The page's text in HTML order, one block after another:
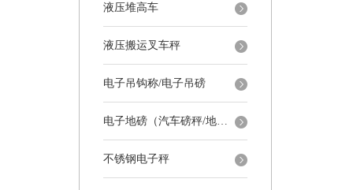
液压堆高车
液压搬运叉车秤
电子吊钩称/电子吊磅
电子地磅（汽车磅秤/地磅）
不锈钢电子秤